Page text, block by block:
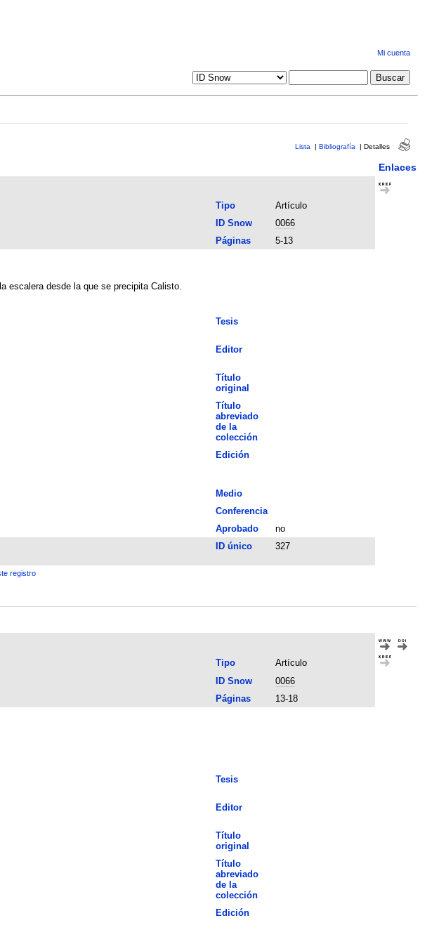
Mi cuenta
Lista | Bibliografía | Detalles
Enlaces
Tipo
Artículo
ID Snow
0066
Páginas
5-13
escalera desde la que se precipita Calisto.
Tesis
Editor
Título
original
Título
abreviado
de la
colección
Edición
Medio
Conferencia
Aprobado
no
ID único 327
registro
Tipo
Artículo
ID Snow
0066
Páginas
13-18
Tesis
Editor
Título
original
Título
abreviado
de la
colección
Edición